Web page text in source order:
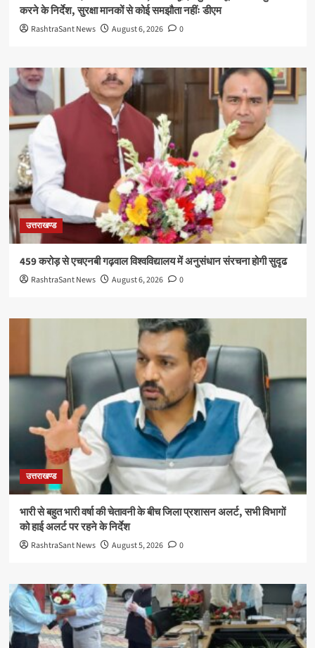
करने के निर्देश, सुरक्षा मानकों से कोई समझौता नहींः डीएम
RashtraSant News August 6, 2026 0
उत्तराखण्ड
459 करोड़ से एचएनबी गढ़वाल विश्वविद्यालय में अनुसंधान संरचना होगी सुदृढ
RashtraSant News August 6, 2026 0
उत्तराखण्ड
भारी से बहुत भारी वर्षा की चेतावनी के बीच जिला प्रशासन अलर्ट, सभी विभागों
को हाई अलर्ट पर रहने के निर्देश
RashtraSant News August 5, 2026 0